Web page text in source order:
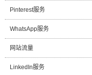
Pinterest服务
WhatsApp服务
网站流量
LinkedIn服务